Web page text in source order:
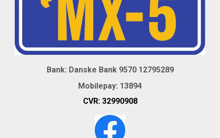
Bank: Danske Bank 9570 12795289
Mobilepay: 13894
CVR: 32990908